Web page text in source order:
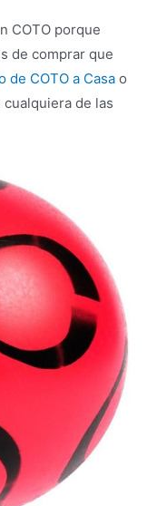
COTO porque
de comprar que
de COTO a Casa o
de las